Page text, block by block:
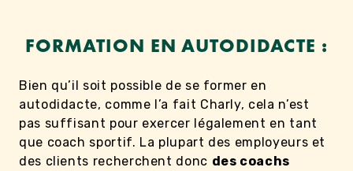
FORMATION EN AUTODIDACTE :
Bien qu’il soit possible de se former en
autodidacte, comme l’a fait Charly, cela n’est
pas suffisant pour exercer légalement en tant
que coach sportif. La plupart des employeurs et
des clients recherchent donc des coachs